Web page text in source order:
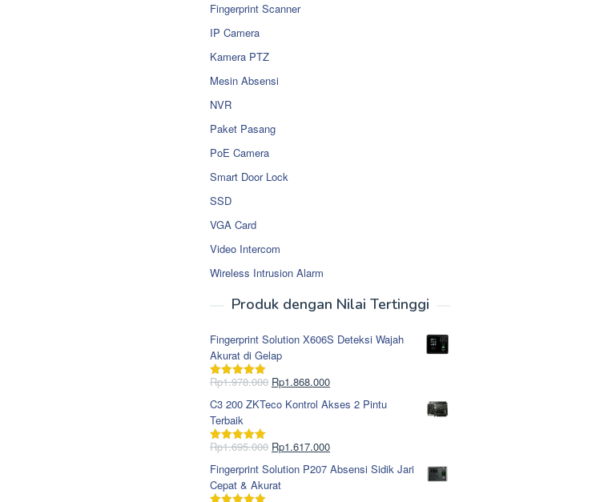
Fingerprint Scanner
IP Camera
Kamera PTZ
Mesin Absensi
NVR
Paket Pasang
PoE Camera
Smart Door Lock
SSD
VGA Card
Video Intercom
Wireless Intrusion Alarm
Produk dengan Nilai Tertinggi
Fingerprint Solution X606S Deteksi Wajah
Akurat di Gelap
Dinilai5.00
Rp1.978.000 Harga
aslinya
adalah:
Rp1.868.000Harga
saat
ini
Rp1.868.000.
C3 200 ZKTeco Kontrol Akses 2 Pintu
Terbaik
Dinilai5.00
Rp1.695.000 Harga
aslinya
adalah:
Rp1.695.000.
Rp1.617.000Harga
saat
ini
Fingerprint Solution P207 Absensi Sidik Jari
Cepat & Akurat